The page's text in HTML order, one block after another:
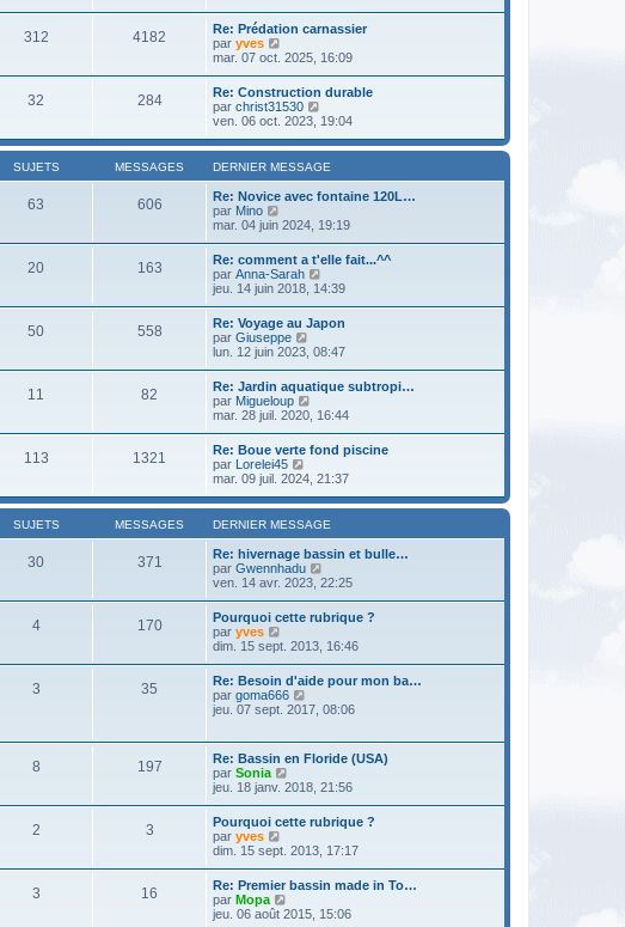
g
e
m
e
s
s
a
g
e
r
n
e
r
m
e
s
s
a
e
l
e
d
e
r
n
i
e
r
m
e
s
s
g
312 4182
Re: Prédation carnassier
par yves
o
l
e
d
e
n
i
e
m
e
s
s
a
mar. 07 oct. 2025, 16:09
32 284
Re: Construction durable
par christ31530
o
r
l
d
e
r
n
i
e
m
e
s
s
a
ven. 06 oct. 2023, 19:04
SUJETS MESSAGES DERNIER MESSAGE
63 606
Re: Novice avec fontaine 120L…
par Mino
o
l
e
d
e
r
n
i
e
r
m
e
s
s
a
g
e
mar. 04 juin 2024, 19:19
20 163
Re: comment a t'elle fait...^^
par Anna-Sarah
o
l
e
d
e
r
i
e
r
m
e
s
s
g
jeu. 14 juin 2018, 14:39
50 558
Re: Voyage au Japon
par Giuseppe
o
l
e
d
e
r
i
e
r
m
e
s
s
a
g
lun. 12 juin 2023, 08:47
11 82
Re: Jardin aquatique subtropi…
par Migueloup
o
r
l
e
d
e
n
i
e
r
m
e
s
a
mar. 28 juil. 2020, 16:44
113 1321
Re: Boue verte fond piscine
par Lorelei45
o
r
l
d
e
r
n
i
e
m
e
s
a
mar. 09 juil. 2024, 21:37
SUJETS MESSAGES DERNIER MESSAGE
30 371
Re: hivernage bassin et bulle…
par Gwennhadu
o
r
l
e
d
e
r
i
r
m
e
s
s
a
g
ven. 14 avr. 2023, 22:25
4 170
Pourquoi cette rubrique ?
par yves
o
l
e
d
r
n
i
e
r
m
e
s
s
a
g
e
dim. 15 sept. 2013, 16:46
3 35
Re: Besoin d'aide pour mon ba…
par goma666
o
l
e
d
e
r
n
e
r
m
e
s
s
jeu. 07 sept. 2017, 08:06
8 197
Re: Bassin en Floride (USA)
par Sonia
o
l
e
d
e
r
i
jeu. 18 janv. 2018, 21:56
2 3
Pourquoi cette rubrique ?
par yves
o
l
e
d
dim. 15 sept. 2013, 17:17
3 16
Re: Premier bassin made in To…
par Mopa
o
jeu. 06 août 2015, 15:06